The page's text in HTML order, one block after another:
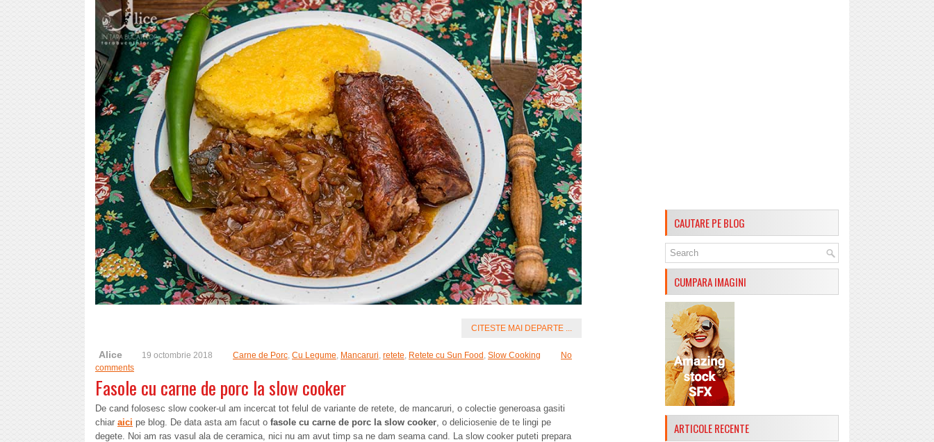
CITESTE MAI DEPARTE ...
Alice 19 octombrie 2018 Carne de Porc Cu Legume Mancaruri retete Retete cu Sun Food Slow Cooking
No
comments
Fasole cu carne de porc la slow cooker
De cand folosesc slow cooker-ul am incercat tot felul de variante de retete, de mancaruri, o colectie generoasa gasiti
chiar aici pe blog. De data asta am facut o fasole cu carne de porc la slow cooker , o deliciosenie de te lingi pe
degete. Noi am ras vasul ala de ceramica, nici nu am avut timp sa ne dam seama cand. La slow cooker puteti prepara
CAUTARE PE BLOG
CUMPARA IMAGINI
ARTICOLE RECENTE